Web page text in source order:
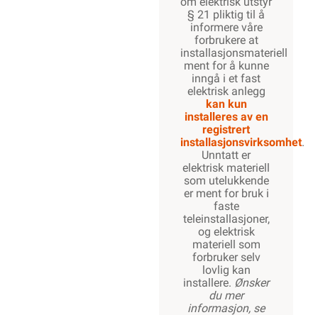
§ 21 pliktig til å
informere våre
forbrukere at
installasjonsmateriell
ment for å kunne
inngå i et fast
elektrisk anlegg
kan kun
installeres av en
registrert
installasjonsvirksomhet.
Unntatt er
elektrisk materiell
som utelukkende
er ment for bruk i
faste
teleinstallasjoner,
og elektrisk
materiell som
forbruker selv
lovlig kan
installere. Ønsker
du mer
informasjon, se